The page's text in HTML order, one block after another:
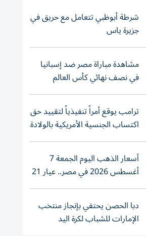
شرطة أبوظبي تتعامل مع حريق في
جزيرة ياس
مشاهدة مباراة مصر ضد إسبانيا
في نصف نهائي كأس العالم
لناشئات اليد 2026
ترامب يوقع أمراً تنفيذياً لتقييد حق
اكتساب الجنسية الأمريكية بالولادة
أسعار الذهب اليوم الجمعة 7
أغسطس 2026 في مصر.. عيار 21
يقترب من هذا الرقم
دبا الحصن يحتفي بإنجاز منتخب
الإمارات للشباب لكرة اليد